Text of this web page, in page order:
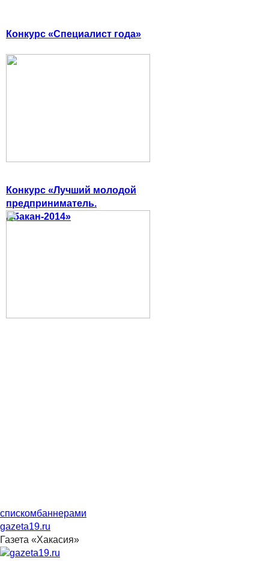
Конкурс «Специалист года»
Конкурс «Лучший молодой
предприниматель.
Абакан-2014»
спискомбаннерами
gazeta19.ru
Газета «Хакасия»